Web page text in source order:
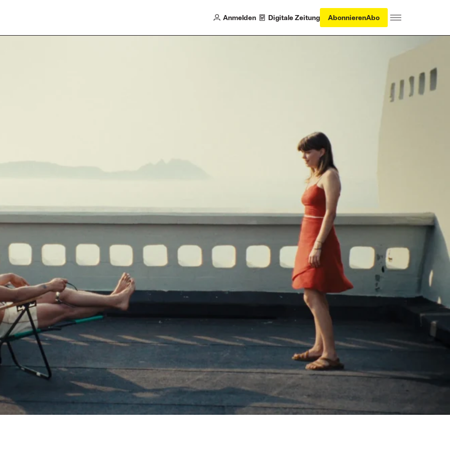
Anmelden Digitale Zeitung AbonnierenAbo